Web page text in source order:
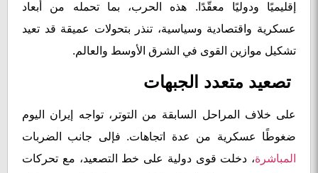
إقليميًا ودوليًا معقّدًا. هذه الحرب، بما تحمله من أبعاد
عسكرية واقتصادية وسياسية، تنذر بتحولات عميقة قد تعيد
تشكيل موازين القوى في الشرق الأوسط والعالم.
تصعيد متعدد الجبهات
على خلاف المراحل السابقة من التوتر، تواجه إيران اليوم
ضغوطًا عسكرية من عدة اتجاهات. فإلى جانب الضربات
المباشرة، دخلت قوى دولية على خط التصعيد، مع تحركات